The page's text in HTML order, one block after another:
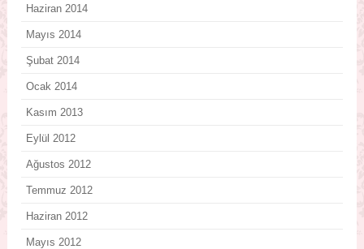
Haziran 2014
Mayıs 2014
Şubat 2014
Ocak 2014
Kasım 2013
Eylül 2012
Ağustos 2012
Temmuz 2012
Haziran 2012
Mayıs 2012